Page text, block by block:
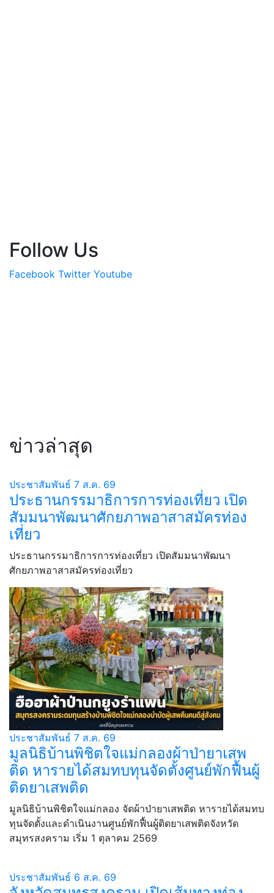
Follow Us
Facebook Twitter Youtube
ข่าวล่าสุด
ประชาสัมพันธ์ 7 ส.ค. 69
ประธานกรรมาธิการการท่องเที่ยว เปิด
สัมมนาพัฒนาศักยภาพอาสาสมัครท่อง
เที่ยว
ประธานกรรมาธิการการท่องเที่ยว เปิดสัมมนาพัฒนา
ศักยภาพอาสาสมัครท่องเที่ยว
ประชาสัมพันธ์ 7 ส.ค. 69
มูลนิธิบ้านพิชิตใจแม่กลองผ้าป่ายาเสพ
ติด หารายได้สมทบทุนจัดตั้งศูนย์พักฟื้นผู้
ติดยาเสพติด
มูลนิธิบ้านพิชิตใจแม่กลอง จัดผ้าป่ายาเสพติด หารายได้สมทบ
ทุนจัดตั้งและดำเนินงานศูนย์พักฟื้นผู้ติดยาเสพติดจังหวัด
สมุทรสงคราม เริ่ม 1 ตุลาคม 2569
ประชาสัมพันธ์ 6 ส.ค. 69